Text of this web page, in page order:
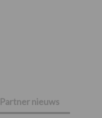
Partner nieuws